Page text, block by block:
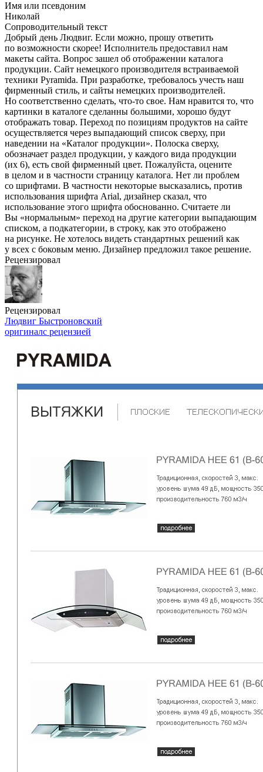
Имя или псевдоним
Николай
Сопроводительный текст
Добрый день Людвиг. Если можно, прошу ответить
по возможности скорее! Исполнитель предоставил нам
макеты сайта. Вопрос зашел об отображении каталога
продукции. Сайт немецкого производителя встраиваемой
техники Pyramida. При разработке, требовалось учесть наш
фирменный стиль, и сайты немецких производителей.
Но соответственно сделать, что-то свое. Нам нравится то, что
картинки в каталоге сделанны большими, хорошо будут
отображать товар. Переход по позициям продуктов на сайте
осуществляется через выпадающий список сверху, при
наведении на «Каталог продукции». Полоска сверху,
обозначает раздел продукции, у каждого вида продукции
(их 6), есть свой фирменный цвет. Пожалуйста, оцените
в целом и в частности страницу каталога. Нет ли проблем
со шрифтами. В частности некоторые высказались, против
использования шрифта Arial, дизайнер сказал, что
использование этого шрифта обоснованно. Считаете ли
Вы «нормальным» переход на другие категории выпадающим
списком, а подкатегории, в строку, как это отображено
на рисунке. Не хотелось видеть стандартных решений как
у всех с боковым меню. Дизайнер предложил такое решение.
Рецензировал
Рецензировал
Людвиг Быстроновский
оригиналс рецензией